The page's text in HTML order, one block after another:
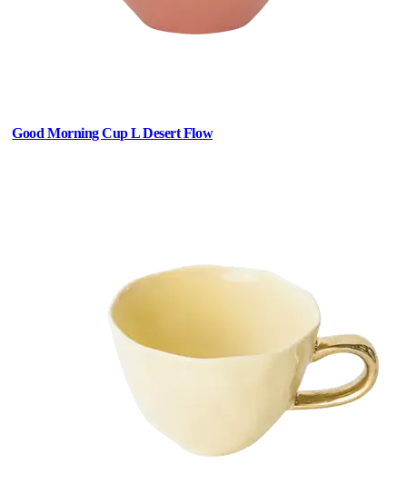
Good Morning Cup L Desert Flow